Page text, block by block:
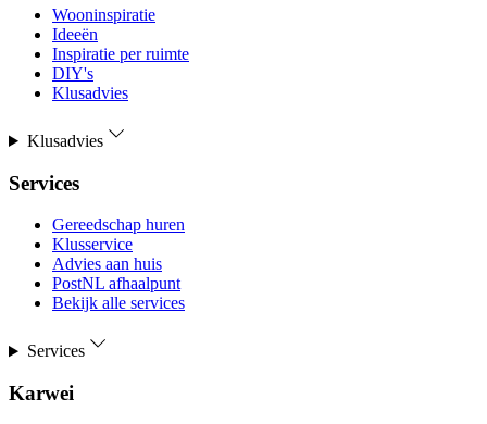
Wooninspiratie
Ideeën
Inspiratie per ruimte
DIY's
Klusadvies
Klusadvies
Services
Gereedschap huren
Klusservice
Advies aan huis
PostNL afhaalpunt
Bekijk alle services
Services
Karwei